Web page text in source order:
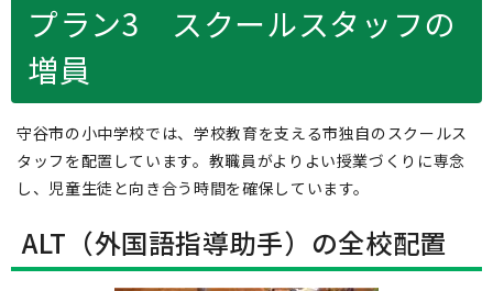
プラン3 スクールスタッフの
増員
守谷市の小中学校では、学校教育を支える市独自のスクールス
タッフを配置しています。教職員がよりよい授業づくりに専念
し、児童生徒と向き合う時間を確保しています。
ALT（外国語指導助手）の全校配置